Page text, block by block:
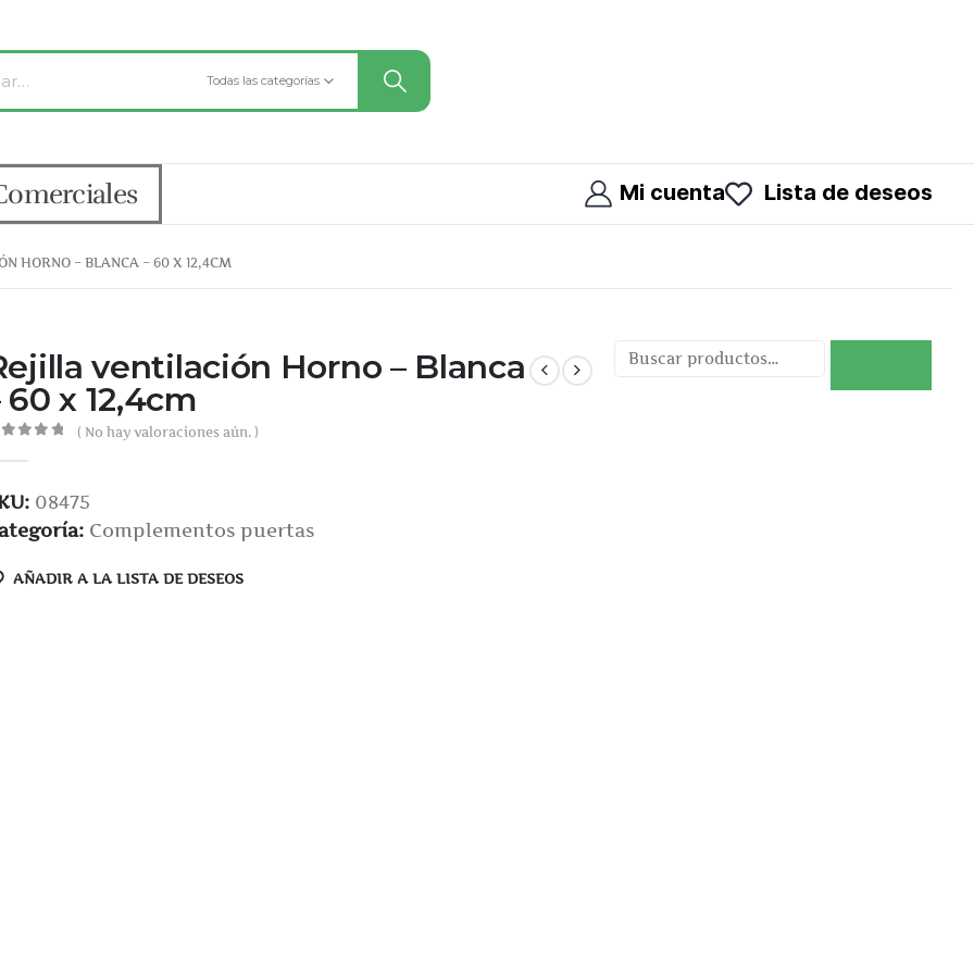
Todas las categorías
Mi cuenta Lista de deseos
HORNO – BLANCA – 60 X 12,4CM
ventilación Horno – Blanca
60 x 12,4cm
( No hay valoraciones aún. )
08475
Complementos puertas
AÑADIR A LA LISTA DE DESEOS